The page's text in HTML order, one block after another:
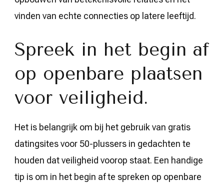
vinden van echte connecties op latere leeftijd.
Spreek in het begin af
op openbare plaatsen
voor veiligheid.
Het is belangrijk om bij het gebruik van gratis
datingsites voor 50-plussers in gedachten te
houden dat veiligheid voorop staat. Een handige
tip is om in het begin af te spreken op openbare